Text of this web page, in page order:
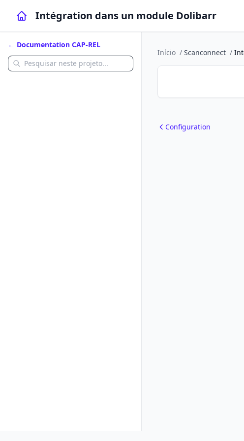
Intégration dans un module Dolibarr
← Documentation CAP-REL
Início / Scanconnect /
Configuration